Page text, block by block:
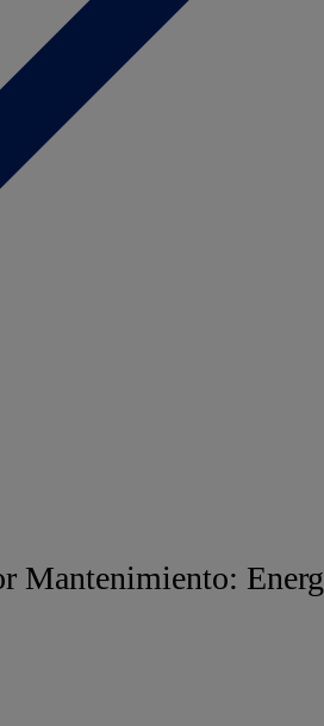
Mantenimiento: